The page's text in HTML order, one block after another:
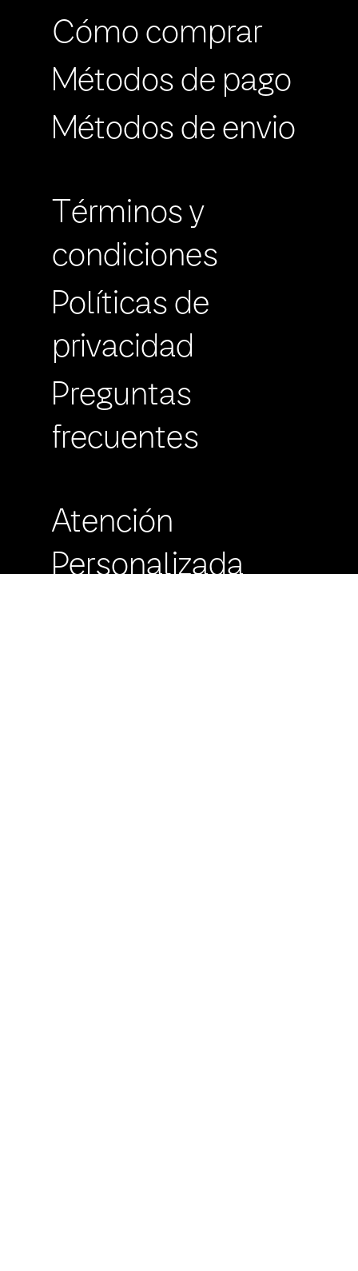
Cómo comprar
Métodos de pago
Métodos de envio
Términos y
condiciones
Políticas de
privacidad
Preguntas
frecuentes
Atención
Personalizada